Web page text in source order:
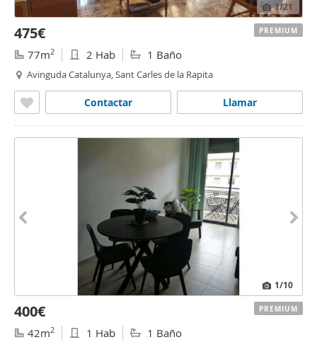
1/21
475€
77m2 2 Hab 1 Baño
Avinguda Catalunya, Sant Carles de la Rapita
Llamar
Contactar
PREMIUM
1/10
400€
42m2 1 Hab 1 Baño
PREMIUM